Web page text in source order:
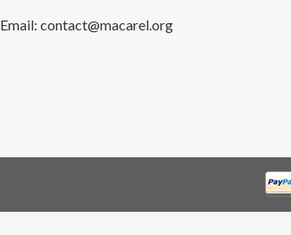
Email: contact@macarel.org